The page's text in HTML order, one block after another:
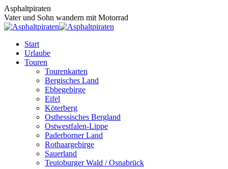
Zum
Inhalt
springen
Asphaltpiraten
Vater und Sohn wandern mit Motorrad
Start
Urlaube
Touren
Tourenkarten
Bergisches Land
Ebbegebirge
Eifel
Köterberg
Osthessisches Bergland
Ostwestfalen-Lippe
Paderborner Land
Rothaargebirge
Sauerland
Teutoburger Wald / Osnabrück